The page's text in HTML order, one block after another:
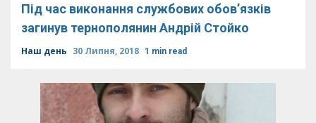
Під час виконання службових обов’язків
загинув тернополянин Андрій Стойко
Наш день 30 Липня, 2018 1 min read